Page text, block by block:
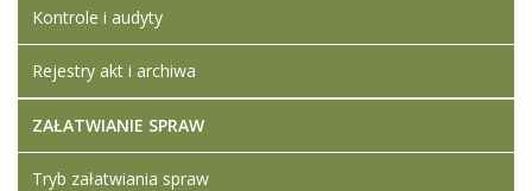
Kontrole i audyty
Rejestry akt i archiwa
ZAŁATWIANIE SPRAW
Tryb załatwiania spraw